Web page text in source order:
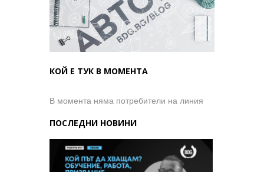
КОЙ Е ТУК В МОМЕНТА
В момента няма потребители на линия
ПОСЛЕДНИ НОВИНИ